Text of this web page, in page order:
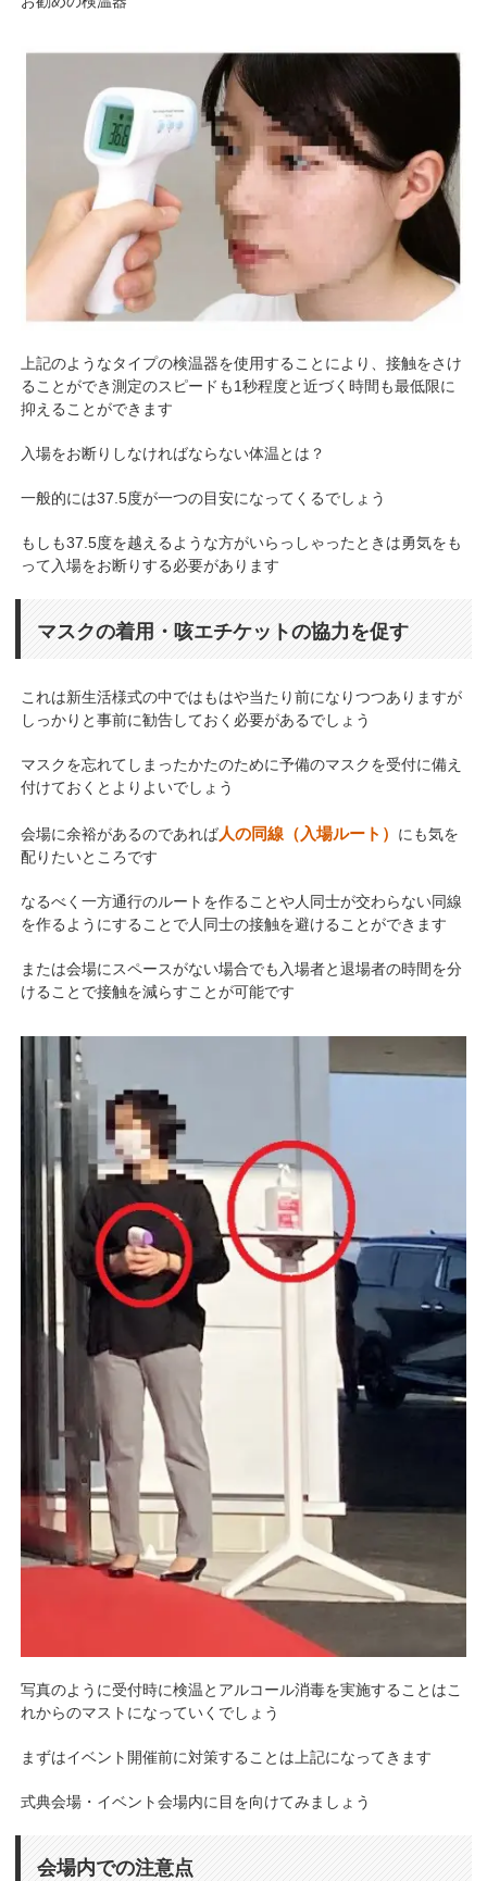
上記のようなタイプの検温器を使用することにより、接触をさけ
ることができ測定のスピードも1秒程度と近づく時間も最低限に
抑えることができます
入場をお断りしなければならない体温とは？
一般的には37.5度が一つの目安になってくるでしょう
もしも37.5度を越えるような方がいらっしゃったときは勇気をも
って入場をお断りする必要があります
マスクの着用・咳エチケットの協力を促す
これは新生活様式の中ではもはや当たり前になりつつありますが
しっかりと事前に勧告しておく必要があるでしょう
マスクを忘れてしまったかたのために予備のマスクを受付に備え
付けておくとよりよいでしょう
会場に余裕があるのであれば人の同線（入場ルート） にも気を
配りたいところです
なるべく一方通行のルートを作ることや人同士が交わらない同線
を作るようにすることで人同士の接触を避けることができます
または会場にスペースがない場合でも入場者と退場者の時間を分
けることで接触を減らすことが可能です
写真のように受付時に検温とアルコール消毒を実施することはこ
れからのマストになっていくでしょう
まずはイベント開催前に対策することは上記になってきます
式典会場・イベント会場内に目を向けてみましょう
会場内での注意点